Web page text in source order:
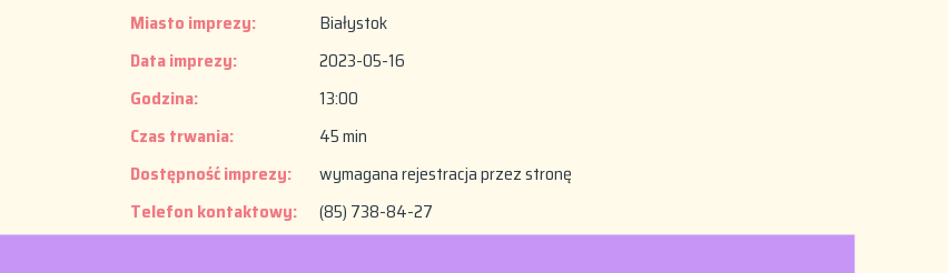
Miasto imprezy:
Białystok
Data imprezy:
2023-05-16
Godzina:
13:00
Czas trwania:
45 min
Dostępność imprezy:
wymagana rejestracja przez stronę
Telefon kontaktowy:
(85) 738-84-27